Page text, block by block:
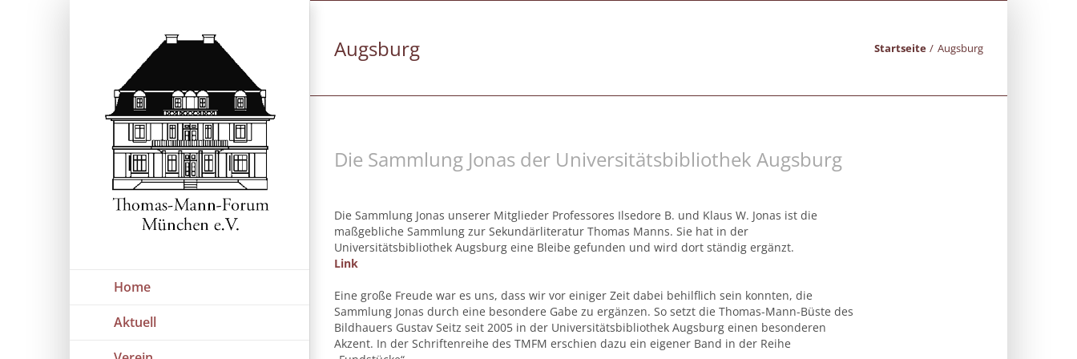
Home
Aktuell
Augsburg Startseite Augsburg
Die Sammlung Jonas der Universitätsbibliothek Augsburg
Die Sammlung Jonas unserer Mitglieder Professores Ilsedore B. und Klaus W. Jonas ist die
maßgebliche Sammlung zur Sekundärliteratur Thomas Manns. Sie hat in der
Universitätsbibliothek Augsburg eine Bleibe gefunden und wird dort ständig ergänzt.
Link
Eine große Freude war es uns, dass wir vor einiger Zeit dabei behilflich sein konnten, die
Sammlung Jonas durch eine besondere Gabe zu ergänzen. So setzt die Thomas-Mann-Büste des
Bildhauers Gustav Seitz seit 2005 in der Universitätsbibliothek Augsburg einen besonderen
Akzent. In der Schriftenreihe des TMFM erschien dazu ein eigener Band in der Reihe